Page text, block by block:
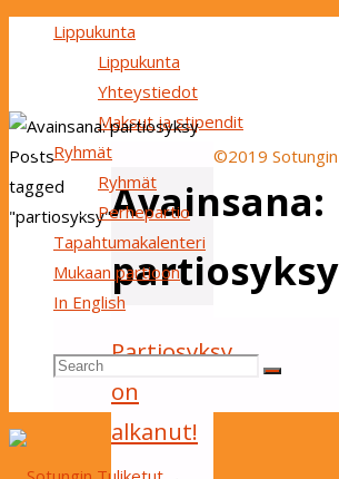
Lippukunta
Lippukunta
Yhteystiedot
Maksut ja stipendit
Ryhmät
Ryhmät
Perhepartio
Tapahtumakalenteri
Mukaan partioon
In English
Search
Search
Search
Home
Posts
tagged
"partiosyksy"Avainsana:
partiosyksy
Partiosyksy
on
alkanut!
©2019
to